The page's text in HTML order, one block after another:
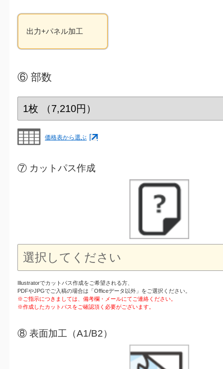
出力+パネル加工
⑥ 部数
価格表から選ぶ
⑦ カットパス作成
Illustratorでカットパス作成をご希望される方、
PDFやJPGでご入稿の場合は「Officeデータ以外」をご選択ください。
※ご指示につきましては、備考欄・メールにてご連絡ください。
※作成したカットパスをご確認頂く必要がございます。
⑧ 表面加工（A1/B2）